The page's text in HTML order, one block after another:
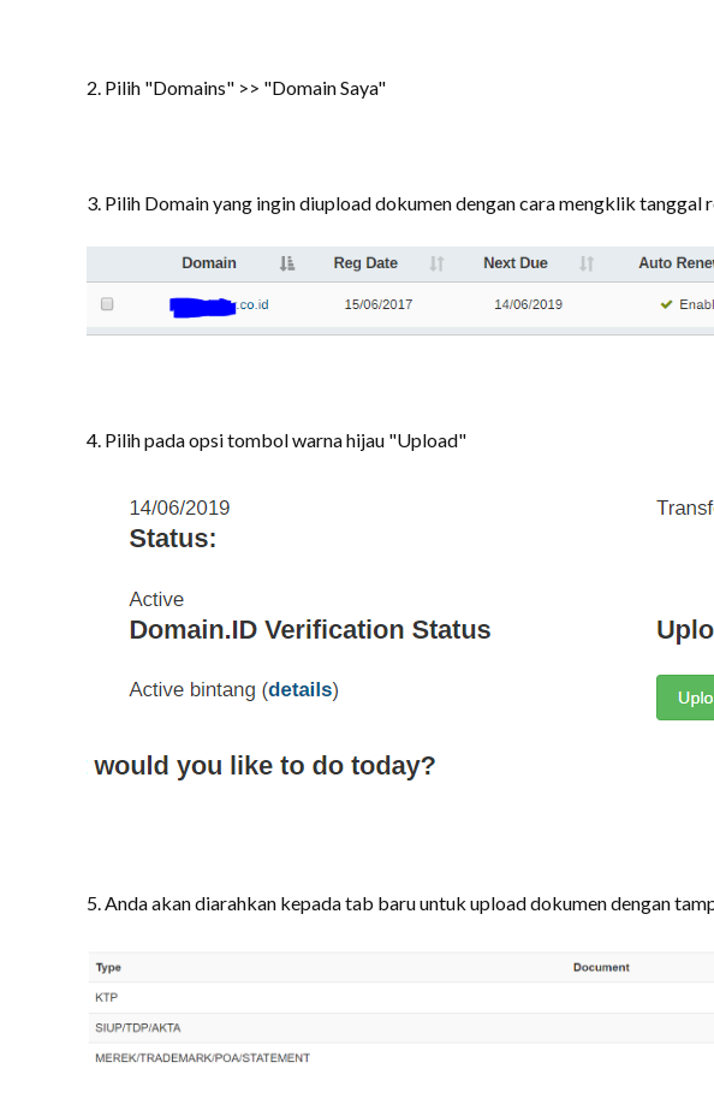
2. Pilih "Domains" >> "Domain Saya"
3. Pilih Domain yang ingin diupload dokumen dengan cara mengklik tanggal
4. Pilih pada opsi tombol warna hijau "Upload"
5. Anda akan diarahkan kepada tab baru untuk upload dokumen dengan